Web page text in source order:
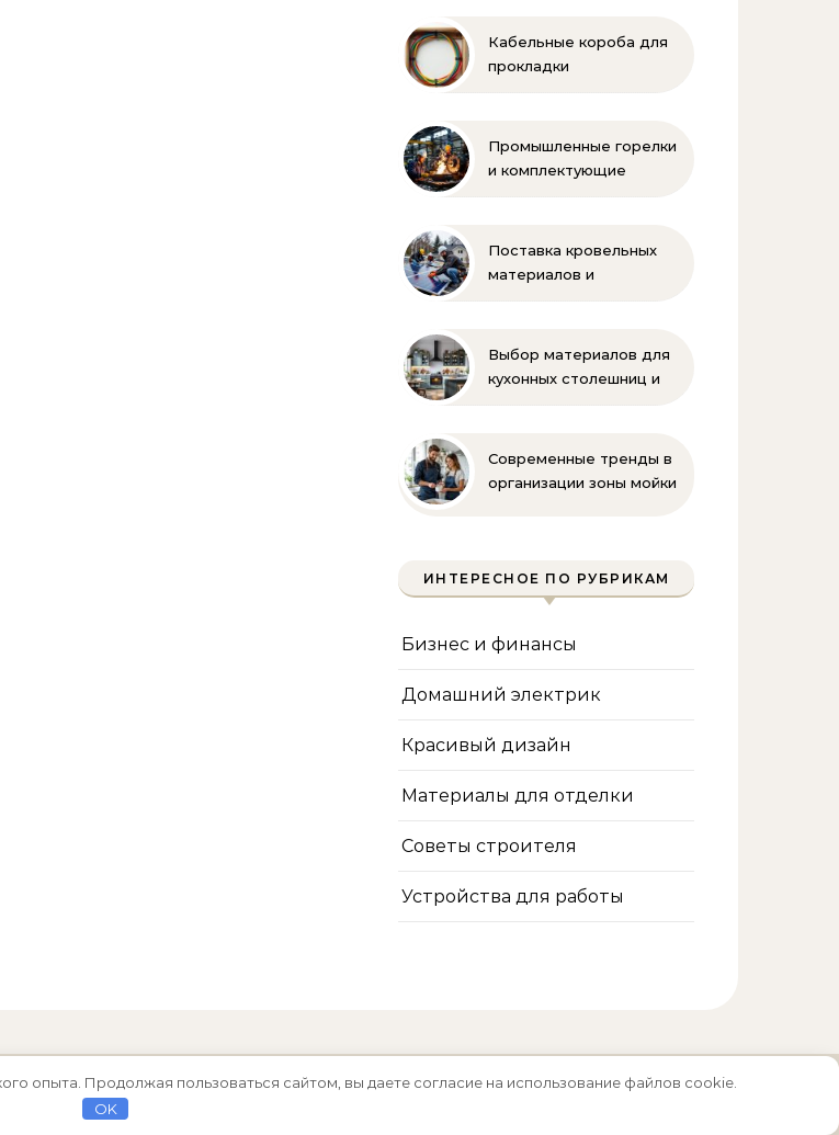
Кабельные короба для
прокладки
Промышленные горелки
и комплектующие
Поставка кровельных
материалов и
Выбор материалов для
кухонных столешниц и
Современные тренды в
организации зоны мойки
ИНТЕРЕСНОЕ ПО РУБРИКАМ
Бизнес и финансы
Домашний электрик
Красивый дизайн
Материалы для отделки
Советы строителя
Устройства для работы
опыта. Продолжая пользоваться сайтом, вы даете согласие на использование файлов cookie.
OK